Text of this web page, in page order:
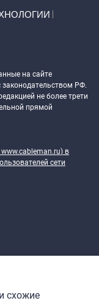
на сайте
законодательством РФ.
не более трети
прямой
www.cableman.ru) в
сети
схожие